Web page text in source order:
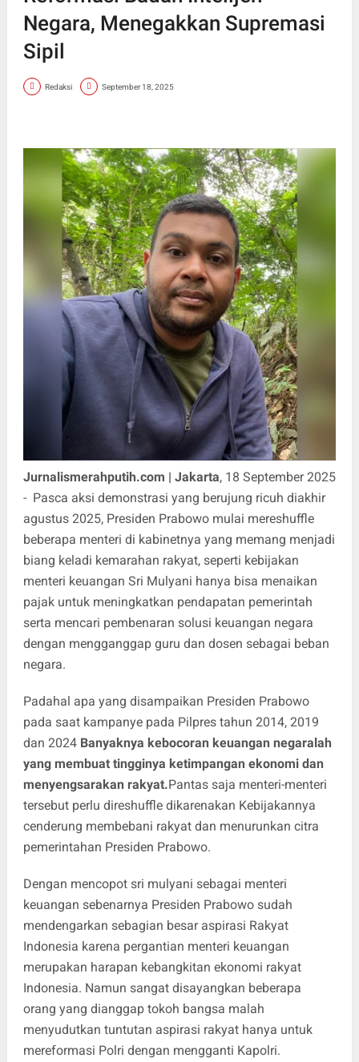
Negara, Menegakkan Supremasi
Sipil
Redaksi September 18, 2025
Jurnalismerahputih.com | Jakarta, 18 September 2025
- Pasca aksi demonstrasi yang berujung ricuh diakhir
agustus 2025, Presiden Prabowo mulai mereshuffle
beberapa menteri di kabinetnya yang memang menjadi
biang keladi kemarahan rakyat, seperti kebijakan
menteri keuangan Sri Mulyani hanya bisa menaikan
pajak untuk meningkatkan pendapatan pemerintah
serta mencari pembenaran solusi keuangan negara
dengan mengganggap guru dan dosen sebagai beban
negara.
Padahal apa yang disampaikan Presiden Prabowo
pada saat kampanye pada Pilpres tahun 2014, 2019
dan 2024 Banyaknya kebocoran keuangan negaralah
yang membuat tingginya ketimpangan ekonomi dan
menyengsarakan rakyat.Pantas saja menteri-menteri
tersebut perlu direshuffle dikarenakan Kebijakannya
cenderung membebani rakyat dan menurunkan citra
pemerintahan Presiden Prabowo.
Dengan mencopot sri mulyani sebagai menteri
keuangan sebenarnya Presiden Prabowo sudah
mendengarkan sebagian besar aspirasi Rakyat
Indonesia karena pergantian menteri keuangan
merupakan harapan kebangkitan ekonomi rakyat
Indonesia. Namun sangat disayangkan beberapa
orang yang dianggap tokoh bangsa malah
menyudutkan tuntutan aspirasi rakyat hanya untuk
mereformasi Polri dengan mengganti Kapolri.